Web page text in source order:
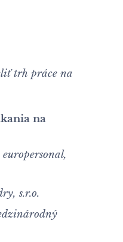
trh práce na
na
s.r.o.